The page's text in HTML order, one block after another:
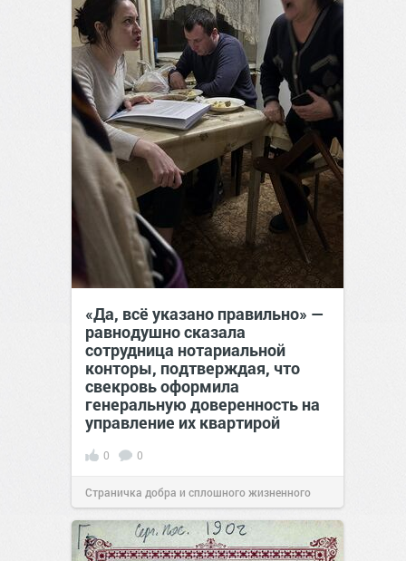
«Да, всё указано правильно» —
равнодушно сказала
сотрудница нотариальной
конторы, подтверждая, что
свекровь оформила
генеральную доверенность на
управление их квартирой
0 0
Страничка добра и сплошного жизненного
позитива!17:38Сегодня